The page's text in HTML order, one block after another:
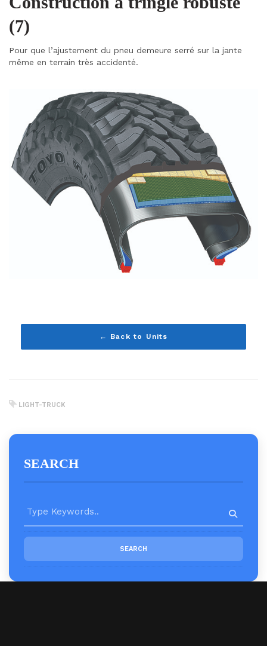
(7)
Pour que l’ajustement du pneu demeure serré sur la jante
même en terrain très accidenté.
← Back to Units
LIGHT-TRUCK
SEARCH